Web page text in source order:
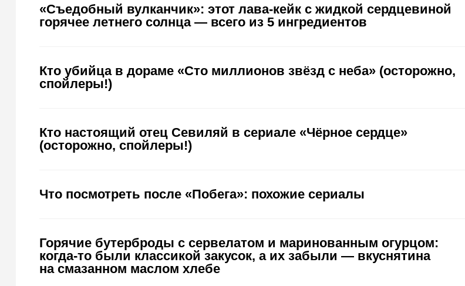
«Съедобный вулканчик»: этот лава-кейк с жидкой сердцевиной
горячее летнего солнца — всего из 5 ингредиентов
Кто убийца в дораме «Сто миллионов звёзд с неба» (осторожно,
спойлеры!)
Кто настоящий отец Севиляй в сериале «Чёрное сердце»
(осторожно, спойлеры!)
Что посмотреть после «Побега»: похожие сериалы
Горячие бутерброды с сервелатом и маринованным огурцом:
когда-то были классикой закусок, а их забыли — вкуснятина
на смазанном маслом хлебе